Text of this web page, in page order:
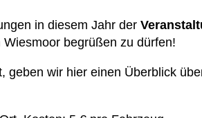
in diesem Jahr der
begrüßen zu dürfen!
geben wir hier einen Überblick